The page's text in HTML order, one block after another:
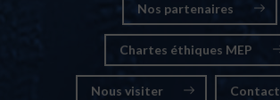
Nos partenaires
Chartes éthiques MEP
Nous visiter Contact